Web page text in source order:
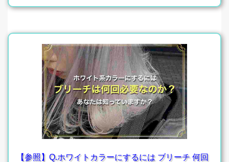
【参照】Q.ホワイトカラーにするには ブリーチ 何回